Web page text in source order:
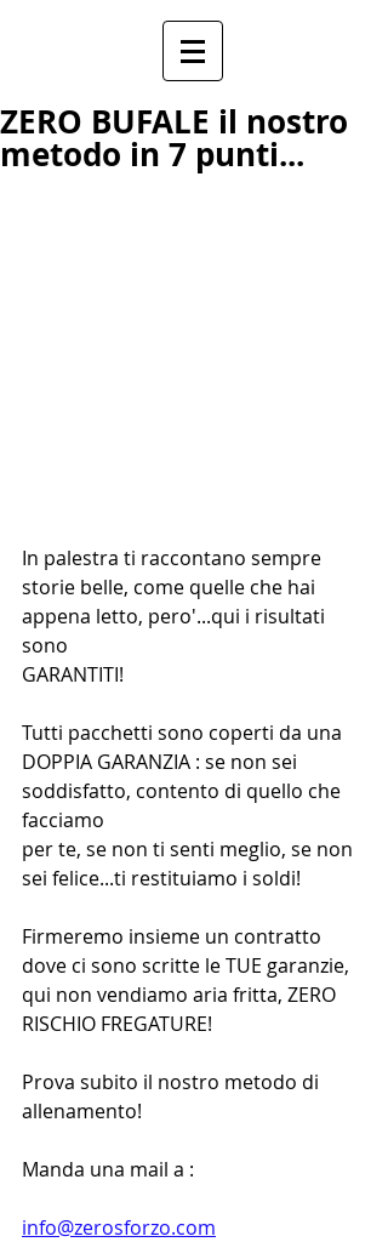
ZERO BUFALE il nostro
metodo in 7 punti...
In palestra ti raccontano sempre
storie belle, come quelle che hai
appena letto, pero'...qui i risultati
sono
GARANTITI!
Tutti pacchetti sono coperti da una
DOPPIA GARANZIA : se non sei
soddisfatto, contento di quello che
facciamo
per te, se non ti senti meglio, se non
sei felice...ti restituiamo i soldi!
Firmeremo insieme un contratto
dove ci sono scritte le TUE garanzie,
qui non vendiamo aria fritta, ZERO
RISCHIO FREGATURE!
Prova subito il nostro metodo di
allenamento!
Manda una mail a :
info@zerosforzo.com